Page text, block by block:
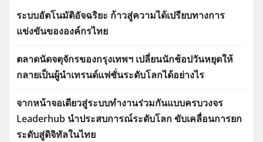
ระบบอัตโนมัติอัจฉริยะ ก้าวสู่ความได้เปรียบทางการ
แข่งขันขององค์กรไทย
ตลาดนัดจตุจักรของกรุงเทพฯ เปลี่ยนนักช้อปวันหยุดให้
กลายเป็นผู้นำเทรนด์แฟชั่นระดับโลกได้อย่างไร
จากหน้าจอเดียวสู่ระบบทำงานร่วมกันแบบครบวงจร
Leaderhub นำประสบการณ์ระดับโลก ขับเคลื่อนการยก
ระดับสู่ดิจิทัลในไทย